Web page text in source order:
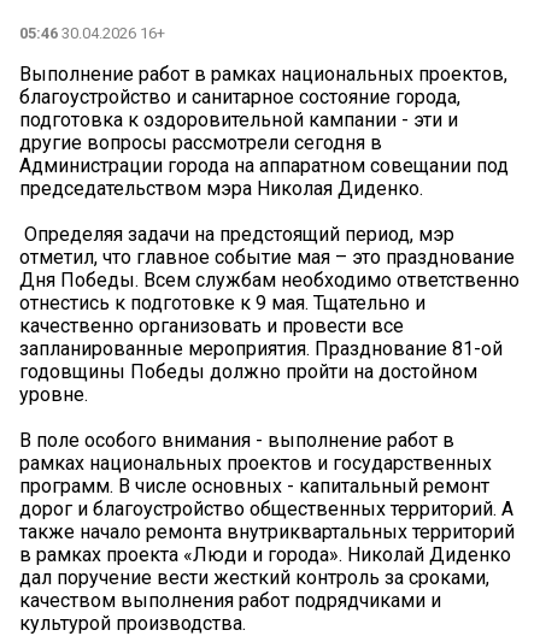
05:46 30.04.2026 16+
Выполнение работ в рамках национальных проектов,
благоустройство и санитарное состояние города,
подготовка к оздоровительной кампании - эти и
другие вопросы рассмотрели сегодня в
Администрации города на аппаратном совещании под
председательством мэра Николая Диденко.
️ Определяя задачи на предстоящий период, мэр
отметил, что главное событие мая – это празднование
Дня Победы. Всем службам необходимо ответственно
отнестись к подготовке к 9 мая. Тщательно и
качественно организовать и провести все
запланированные мероприятия. Празднование 81-ой
годовщины Победы должно пройти на достойном
уровне.
В поле особого внимания - выполнение работ в
рамках национальных проектов и государственных
программ. В числе основных - капитальный ремонт
дорог и благоустройство общественных территорий. А
также начало ремонта внутриквартальных территорий
в рамках проекта «Люди и города». Николай Диденко
дал поручение вести жесткий контроль за сроками,
качеством выполнения работ подрядчиками и
культурой производства.